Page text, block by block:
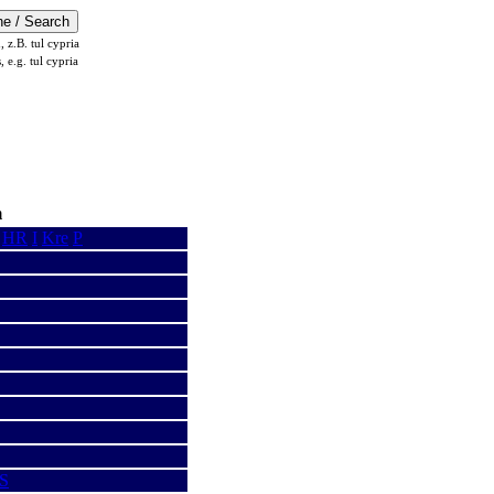
z.B. tul cypria
e.g. tul cypria
HR I Kre P
S